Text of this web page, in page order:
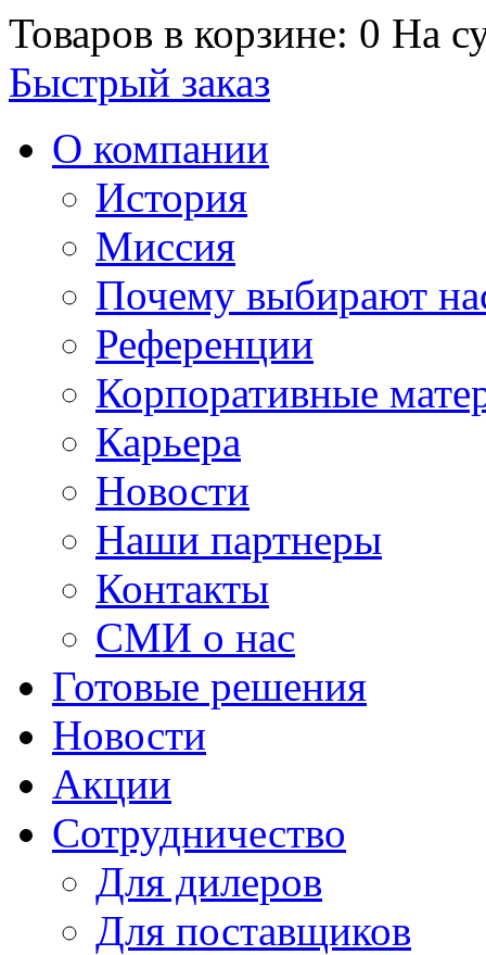
Товаров в корзине: 0 На
Быстрый заказ
О компании
История
Миссия
Почему выбирают
Референции
Корпоративные
Карьера
Новости
Наши партнеры
Контакты
СМИ о нас
Готовые решения
Новости
Акции
Сотрудничество
Для дилеров
Для поставщиков